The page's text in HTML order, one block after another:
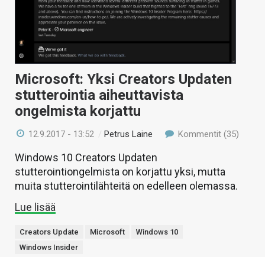
Microsoft: Yksi Creators Updaten
stutterointia aiheuttavista
ongelmista korjattu
12.9.2017 - 13:52 /Petrus Laine Kommentit (35)
Windows 10 Creators Updaten
stutterointiongelmista on korjattu yksi, mutta
muita stutterointilähteitä on edelleen olemassa.
Lue lisää
Creators Update Microsoft
Windows 10
Windows Insider